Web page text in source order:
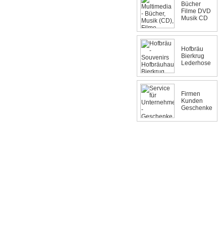
Bücher
Filme DVD
Musik CD
Hofbräu
Bierkrug
Lederhose
Firmen
Kunden
Geschenke